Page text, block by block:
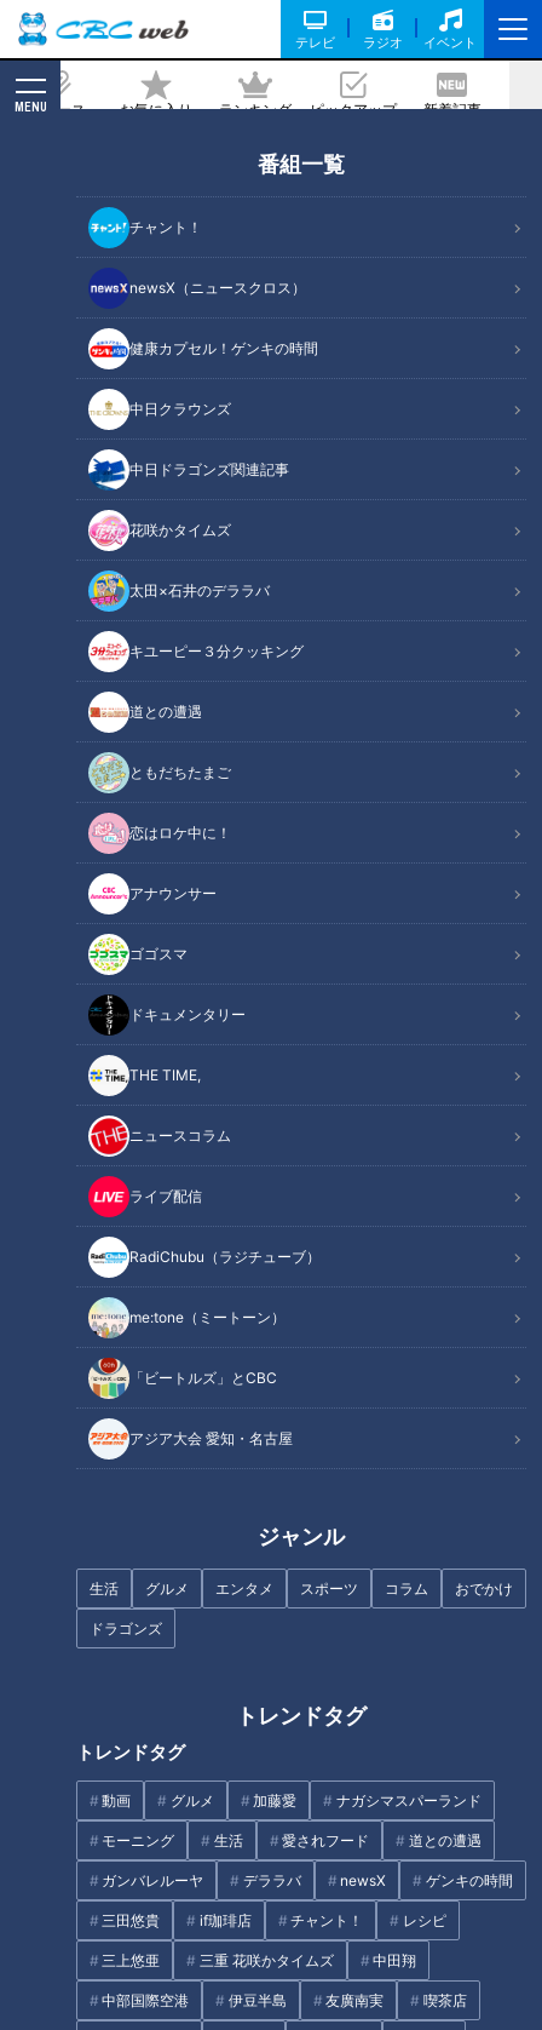
テレビ ラジオ イベント
ニュース お気に入り ランキング ピックアップ 新着記事
MENU
番組一覧
チャント！
newsX（ニュースクロス）
健康カプセル！ゲンキの時間
中日クラウンズ
中日ドラゴンズ関連記事
花咲かタイムズ
太田×石井のデララバ
キユーピー３分クッキング
道との遭遇
ともだちたまご
恋はロケ中に！
アナウンサー
ゴゴスマ
ドキュメンタリー
THE TIME,
ニュースコラム
ライブ配信
RadiChubu（ラジチューブ）
me:tone（ミートーン）
「ビートルズ」とCBC
アジア大会 愛知・名古屋
ジャンル
生活 グルメ エンタメ スポーツ コラム おでかけ
ドラゴンズ
トレンドタグ
トレンドタグ
動画 グルメ 加藤愛 ナガシマスパーランド
モーニング 生活 愛されフード 道との遭遇
ガンバレルーヤ デララバ newsX ゲンキの時間
三田悠貴 if珈琲店 チャント！ レシピ
三上悠亜 三重 花咲かタイムズ 中田翔
中部国際空港 伊豆半島 友廣南実 喫茶店
（スジナシ）
2021/10/01 18:00
鶴瓶のスジナシ
「鶴瓶のスジナシ」動画
2021年10月4日（月）より新国立劇場 中劇場にてTBS、サン
ライズプロモーション東京主催「スジナシシアターVol.14」が
開催！！
今回のゲストは飯塚悟志さん（東京 03）、福士蒼汰さん、広
末涼子さん。
鶴瓶さんは広末さんとは15年ぶりのスジナシです。どうぞお楽
2006年3月31日 東京・紀伊国屋ホールで上演
この記事の画像を見る
この記事を見たあなたへのおすすめ
『レッスン～歩道橋から、はじ
めよう～』川島海荷（スジナ
『やっぱり軽率な人』溝端淳平
（スジナシ）
『袖ふれ合うも・・・。』西田
尚美（スジナシ）
『さぁ、温泉に行こう。』小野
恵令奈（スジナシ）
『人気(ひとけ)のない階段』上
野樹里（スジナシ）
『それは香川から始まった』佐
戸井けん太（スジナシ）
タグ
エンタメ スジナシ 広末涼子 笑福亭鶴瓶
番組紹介